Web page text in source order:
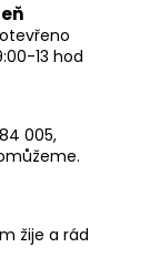
13 hod
005,
žije a rád